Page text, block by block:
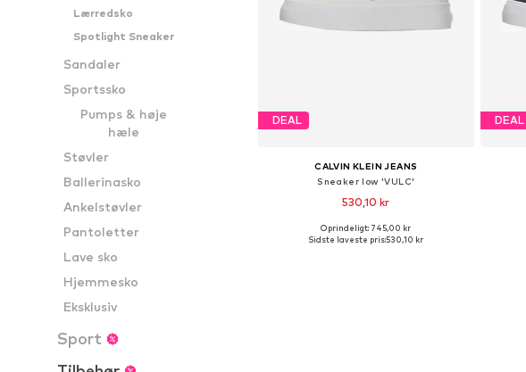
Lærredsko
Spotlight Sneaker
Sandaler
Sportssko
Pumps & høje
hæle
Støvler
Ballerinasko
Ankelstøvler
Pantoletter
Lave sko
Hjemmesko
Eksklusiv
Sport
DEAL
CALVIN KLEIN JEANS
Sneaker low 'VULC'
530,10 kr
Oprindeligt: 745,00 kr
Sidste laveste pris:530,10 kr
DEAL